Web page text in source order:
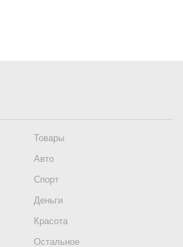
Товары
Авто
Спорт
Деньги
Красота
Остальное